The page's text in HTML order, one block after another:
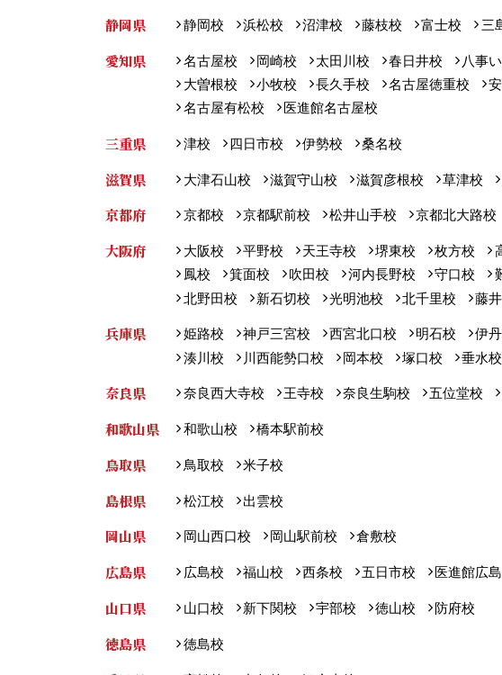
静岡県 静岡校 浜松校 沼津校 藤枝校 富士校 三
愛知県 名古屋校 岡崎校 太田川校 春日井校 八事
大曽根校
小牧校 長久手校 名古屋徳重校
名古屋有松校
医進館名古屋校
三重県 津校 四日市校 伊勢校 桑名校
滋賀県 大津石山校 滋賀守山校 滋賀彦根校 草津校
京都府 京都校 京都駅前校 松井山手校 京都北大路校
大阪府 大阪校 平野校 天王寺校 堺東校 枚方校
鳳校
箕面校 吹田校 河内長野校 守口校
北野田校
新石切校 光明池校 北千里校 藤
兵庫県 姫路校 神戸三宮校 西宮北口校 明石校 伊
湊川校
川西能勢口校 岡本校 塚口校 垂水校
奈良県 奈良西大寺校 王寺校 奈良生駒校 五位堂校
和歌山県 和歌山校 橋本駅前校
鳥取県 鳥取校 米子校
島根県 松江校 出雲校
岡山県 岡山西口校 岡山駅前校 倉敷校
広島県 広島校 福山校 西条校 五日市校 医進館広
山口県 山口校 新下関校 宇部校 徳山校 防府校
徳島県 徳島校